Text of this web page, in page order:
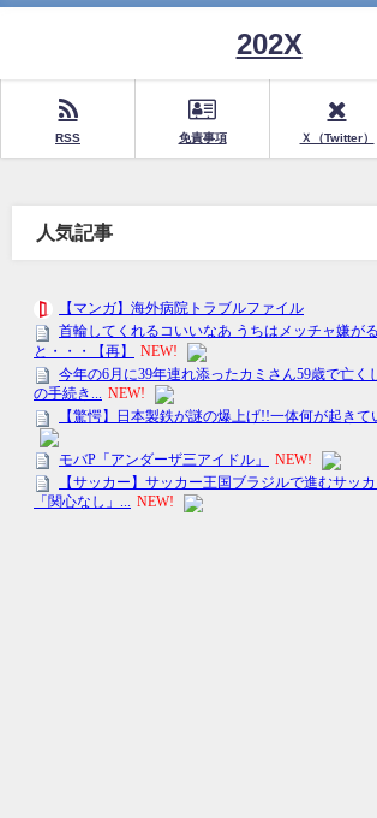
202X
RSS 免責事項 Ｘ（Twitter）
人気記事